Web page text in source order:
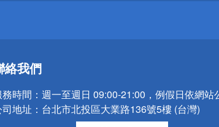
絡我們
務時間： 週一至週日 09:00-21:00，例假日依網站
地址： 台北市北投區大業路136號5樓 (台灣)